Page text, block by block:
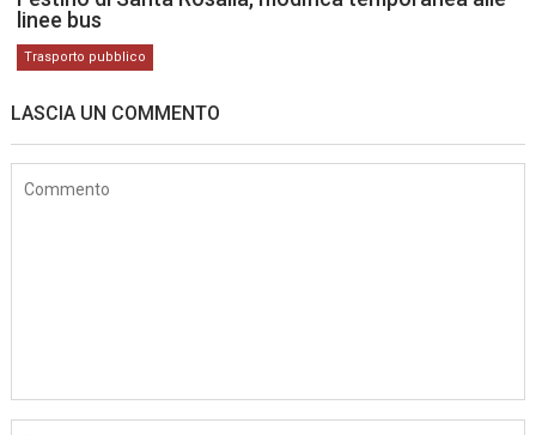
linee bus
Trasporto pubblico
LASCIA UN COMMENTO